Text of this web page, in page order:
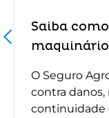
Saiba
O Seguro
contra danos,
continuidade